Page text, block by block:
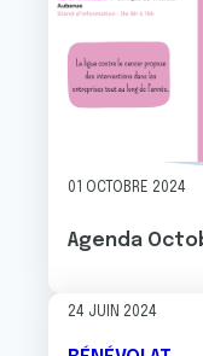
01 OCTOBRE 2024
Agenda
24 JUIN 2024